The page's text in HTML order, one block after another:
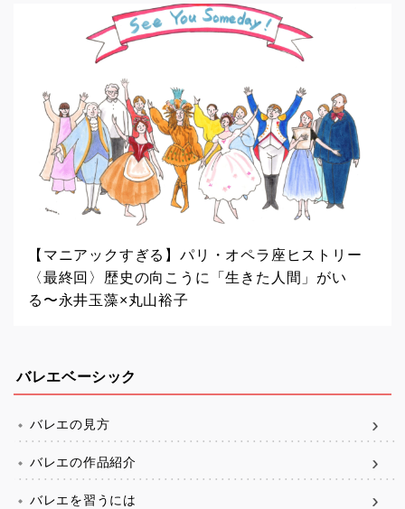
【マニアックすぎる】パリ・オペラ座ヒストリー
〈最終回〉歴史の向こうに「生きた人間」がい
る〜永井玉藻×丸山裕子
バレエベーシック
バレエの見方
バレエの作品紹介
バレエを習うには